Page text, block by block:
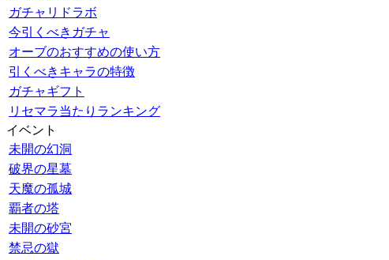
ガチャリドラボ
今引くべきガチャ
オーブのおすすめの使い方
引くべきキャラの特徴
ガチャギフト
リセマラ当たりランキング
イベント
未開の幻洞
破界の星墓
天魔の孤城
覇者の塔
未開の砂宮
禁忌の獄